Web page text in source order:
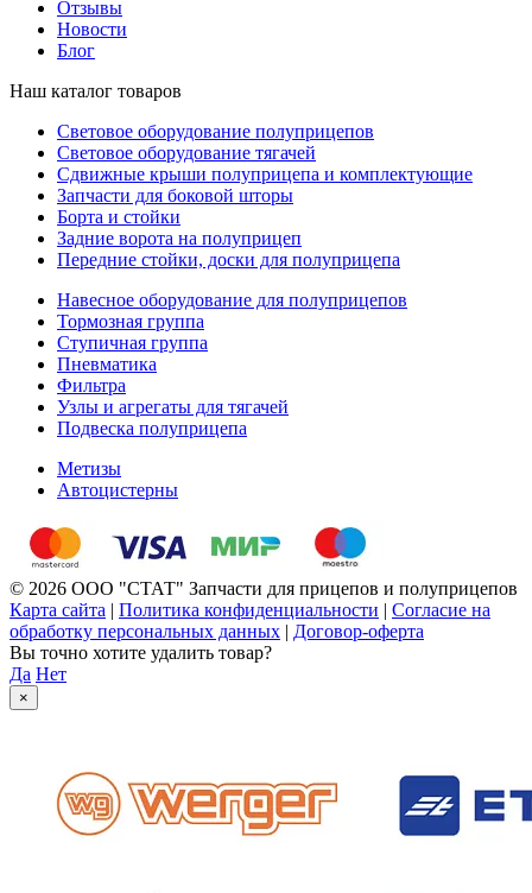
Отзывы
Новости
Блог
Наш каталог товаров
Световое оборудование полуприцепов
Световое оборудование тягачей
Сдвижные крыши полуприцепа и комплектующие
Запчасти для боковой шторы
Борта и стойки
Задние ворота на полуприцеп
Передние стойки, доски для полуприцепа
Навесное оборудование для полуприцепов
Тормозная группа
Ступичная группа
Пневматика
Фильтра
Узлы и агрегаты для тягачей
Подвеска полуприцепа
Метизы
Автоцистерны
© 2026 ООО "СТАТ" Запчасти для прицепов и полуприцепов
Карта сайта | Политика конфиденциальности | Согласие на
обработку персональных данных | Договор-оферта
Вы точно хотите удалить товар?
Да Нет
×